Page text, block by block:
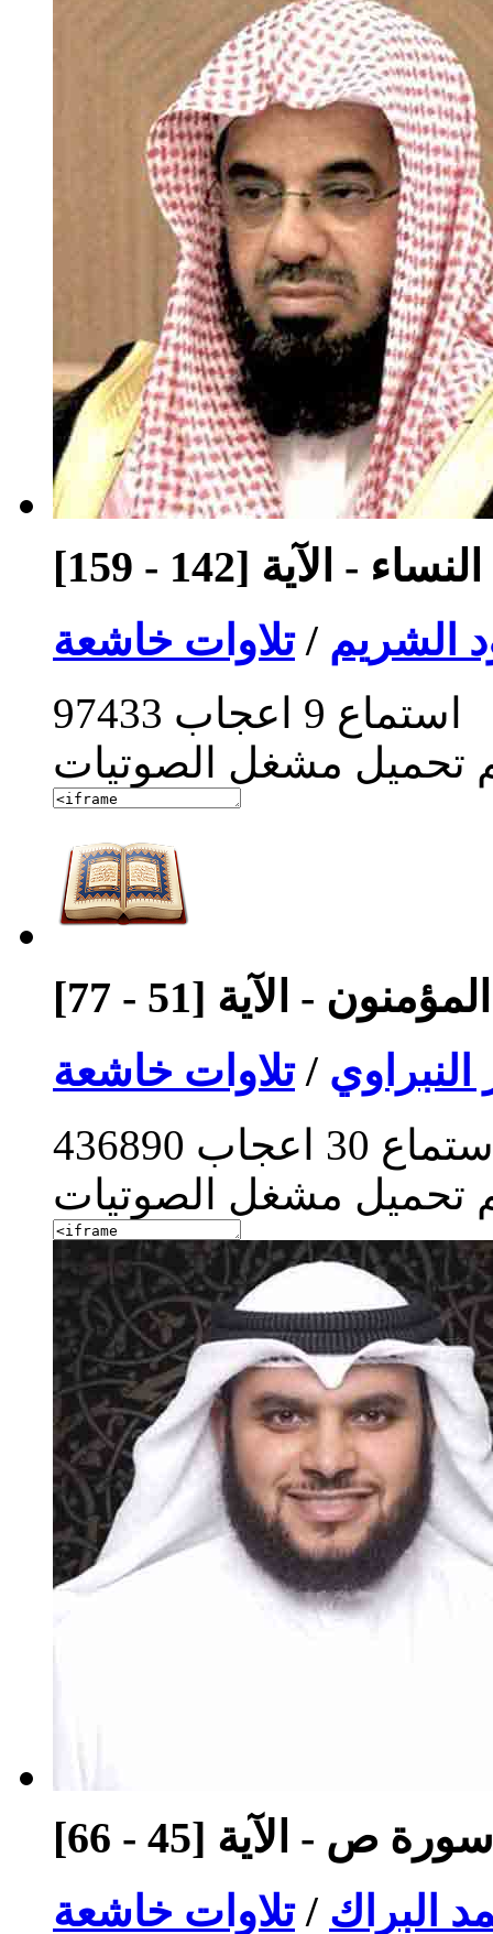
- الآية [142 - 159]
الشريم /تلاوات خاشعة
97433
استماع 9 اعجاب
تحميل مشغل الصوتيات
- الآية [51 - 77]
/تلاوات خاشعة
436890
30 اعجاب
تحميل مشغل الصوتيات
سورة ص - الآية [45 - 66]
البراك /تلاوات خاشعة